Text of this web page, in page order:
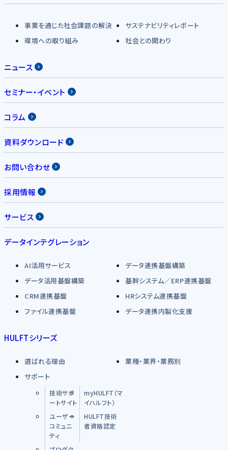
事業を通じた社会課題の解決
サステナビリティレポート
環境への取り組み
社会との関わり
ニュース
セミナー・イベント
コラム
資料ダウンロード
お問い合わせ
採用情報
サービス
データインテグレーション
AI活用サービス
データ連携基盤構築
データ活用基盤構築
基幹システム／ERP連携基盤
CRM連携基盤
HRシステム連携基盤
ファイル連携基盤
データ連携内製化支援
HULFTシリーズ
選ばれる理由
業種・業界・業務別
サポート
技術サポ
ートサイト
myHULFT（マ
イハルフト）
ユーザー
コミュニ
ティ
HULFT技術
者資格認定